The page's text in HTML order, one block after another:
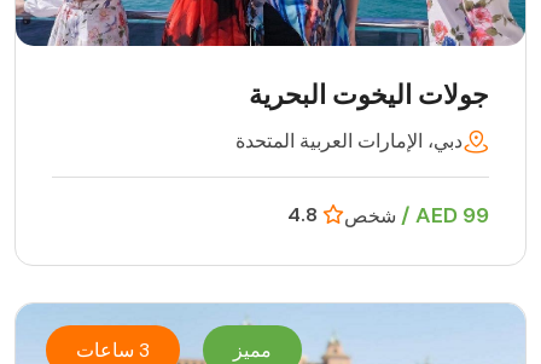
جولات اليخوت البحرية
دبي، الإمارات العربية المتحدة
99 AED / شخص
مميز 3 ساعات